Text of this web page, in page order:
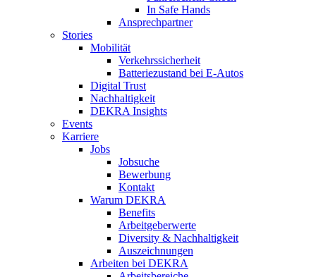
In Safe Hands
Ansprechpartner
Stories
Mobilität
Verkehrssicherheit
Batteriezustand bei E-Autos
Digital Trust
Nachhaltigkeit
DEKRA Insights
Events
Karriere
Jobs
Jobsuche
Bewerbung
Kontakt
Warum DEKRA
Benefits
Arbeitgeberwerte
Diversity & Nachhaltigkeit
Auszeichnungen
Arbeiten bei DEKRA